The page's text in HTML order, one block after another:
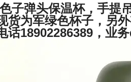
子弹头保温杯，手提
货为军绿色杯子，另
话18902286389，业